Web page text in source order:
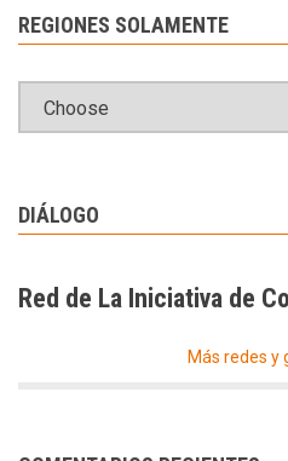
REGIONES SOLAMENTE
DIÁLOGO
Red de La Iniciativa de
Más redes y